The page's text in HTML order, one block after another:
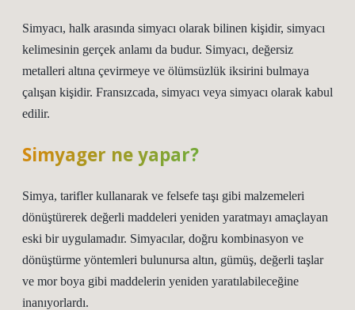
Simyacı, halk arasında simyacı olarak bilinen kişidir, simyacı
kelimesinin gerçek anlamı da budur. Simyacı, değersiz
metalleri altına çevirmeye ve ölümsüzlük iksirini bulmaya
çalışan kişidir. Fransızcada, simyacı veya simyacı olarak kabul
edilir.
Simyager ne yapar?
Simya, tarifler kullanarak ve felsefe taşı gibi malzemeleri
dönüştürerek değerli maddeleri yeniden yaratmayı amaçlayan
eski bir uygulamadır. Simyacılar, doğru kombinasyon ve
dönüştürme yöntemleri bulunursa altın, gümüş, değerli taşlar
ve mor boya gibi maddelerin yeniden yaratılabileceğine
inanıyorlardı.